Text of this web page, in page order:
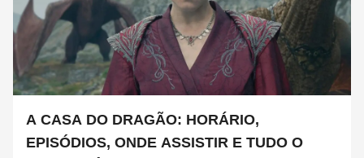
A CASA DO DRAGÃO: HORÁRIO,
EPISÓDIOS, ONDE ASSISTIR E TUDO O